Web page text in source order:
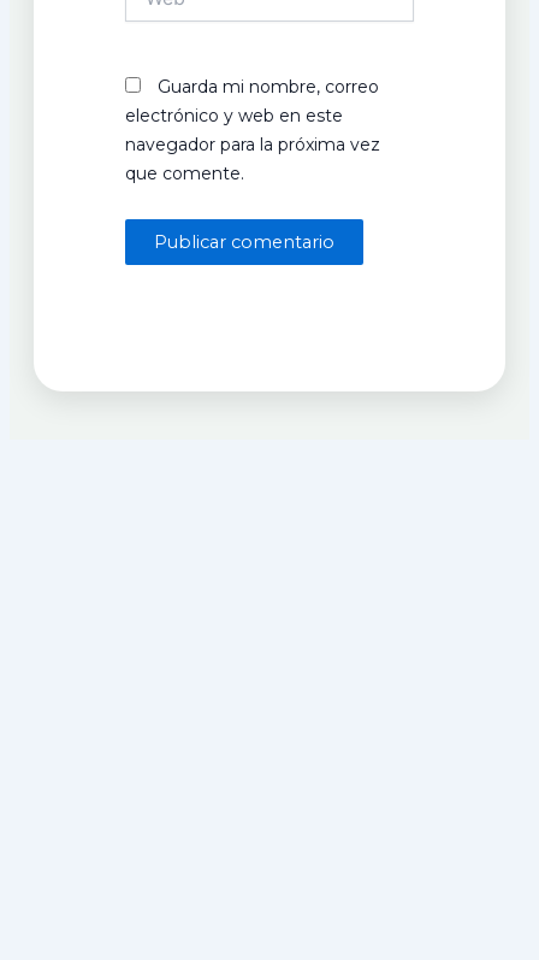
Guarda mi nombre, correo
electrónico y web en este
navegador para la próxima vez
que comente.